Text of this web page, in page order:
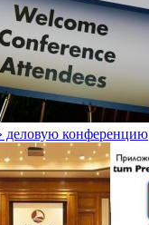
деловую конференцию